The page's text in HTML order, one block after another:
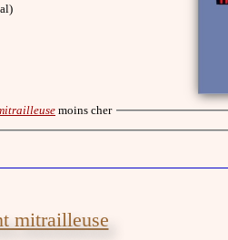
moins cher
mitrailleuse